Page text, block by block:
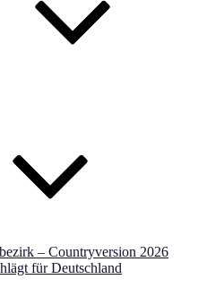
– Countryversion 2026
für Deutschland